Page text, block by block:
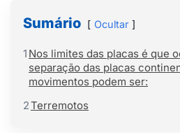
Sumário Ocultar
1 Nos limites das placas é que
separação das placas
movimentos podem ser:
2Terremotos